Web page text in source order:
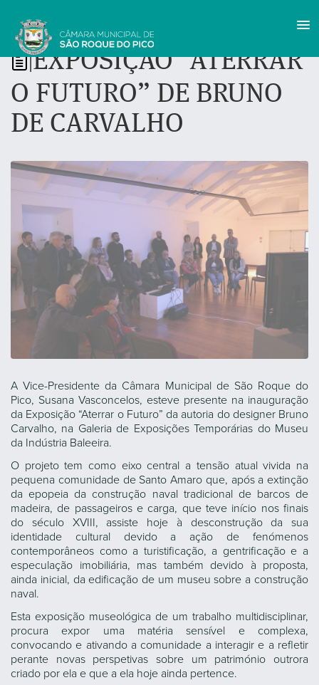
EXPOSIÇÃO “ATERRAR
O FUTURO” DE BRUNO
DE CARVALHO
A Vice-Presidente da Câmara Municipal de São Roque do
Pico, Susana Vasconcelos, esteve presente na inauguração
da Exposição “Aterrar o Futuro” da autoria do designer Bruno
Carvalho, na Galeria de Exposições Temporárias do Museu
da Indústria Baleeira.
O projeto tem como eixo central a tensão atual vivida na
pequena comunidade de Santo Amaro que, após a extinção
da epopeia da construção naval tradicional de barcos de
madeira, de passageiros e carga, que teve início nos finais
do século XVIII, assiste hoje à desconstrução da sua
identidade cultural devido a ação de fenómenos
contemporâneos como a turistificação, a gentrificação e a
especulação imobiliária, mas também devido à proposta,
ainda inicial, da edificação de um museu sobre a construção
naval.
Esta exposição museológica de um trabalho multidisciplinar,
procura expor uma matéria sensível e complexa,
convocando e ativando a comunidade a interagir e a refletir
perante novas perspetivas sobre um património outrora
criado por ela e que a ela hoje ainda pertence.